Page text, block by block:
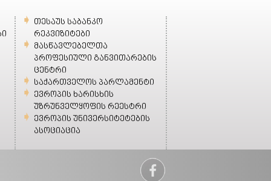
თესაუს საბანკო
რეკვიზიტები
მასწავლებელთა
პროფესიული განვითარების
ცენტრი
საქართველოს პარლამენტი
ევროპის ხარისხის
უზრუნველყოფის რეესტრი
ევროპის უნივერსიტეტების
ასოციაცია